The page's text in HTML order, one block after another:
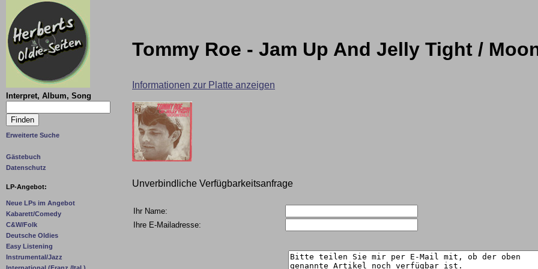
Interpret, Album, Song
Erweiterte Suche
Gästebuch
Datenschutz
LP-Angebot:
Neue LPs im Angebot
Kabarett/Comedy
C&W/Folk
Deutsche Oldies
Easy Listening
Instrumental/Jazz
Tommy Roe - Jam Up And Jelly Tight /
Informationen zur Platte anzeigen
Unverbindliche Verfügbarkeitsanfrage
Ihr Name:
Ihre E-Mailadresse: